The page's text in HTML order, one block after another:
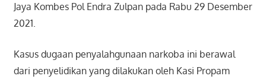
Jaya Kombes Pol Endra Zulpan pada Rabu 29 Desember
2021.
Kasus dugaan penyalahgunaan narkoba ini berawal
dari penyelidikan yang dilakukan oleh Kasi Propam